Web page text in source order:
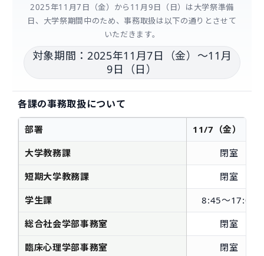
2025年11月7日（金）から11月9日（日）は大学祭準備
日、大学祭期間中のため、事務取扱は以下の通りとさせて
いただきます。
対象期間：2025年11月7日（金）〜11月
9日（日）
各課の事務取扱について
部署
11/7（金）
大学教務課
閉室
短期大学教務課
閉室
学生課
8:45～17:00
総合社会学部事務室
閉室
臨床心理学部事務室
閉室